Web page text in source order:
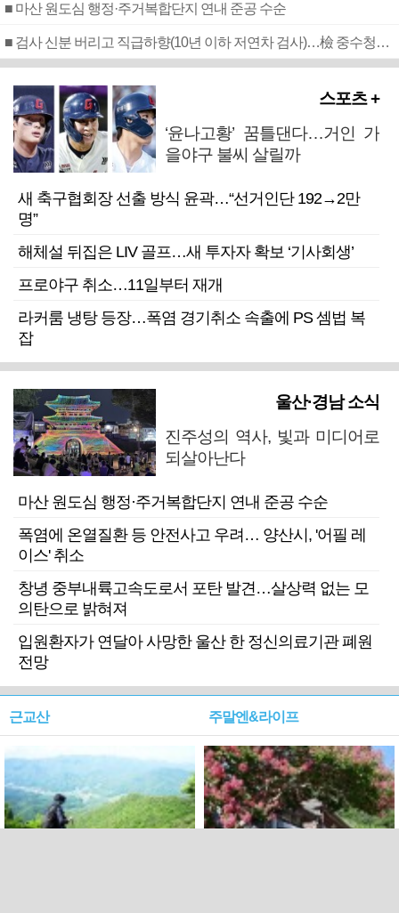
■ 마산 원도심 행정·주거복합단지 연내 준공 수순
■ 검사 신분 버리고 직급하향(10년 이하 저연차 검사)…檢 중수청행 기피
스포츠 +
‘윤나고황’ 꿈틀댄다…거인 가
을야구 불씨 살릴까
새 축구협회장 선출 방식 윤곽…“선거인단 192→2만
명”
해체설 뒤집은 LIV 골프…새 투자자 확보 ‘기사회생’
프로야구 취소…11일부터 재개
라커룸 냉탕 등장…폭염 경기취소 속출에 PS 셈법 복
잡
울산·경남 소식
진주성의 역사, 빛과 미디어로
되살아난다
마산 원도심 행정·주거복합단지 연내 준공 수순
폭염에 온열질환 등 안전사고 우려… 양산시, '어필 레
이스' 취소
창녕 중부내륙고속도로서 포탄 발견…살상력 없는 모
의탄으로 밝혀져
입원환자가 연달아 사망한 울산 한 정신의료기관 폐원
전망
근교산 주말엔&라이프